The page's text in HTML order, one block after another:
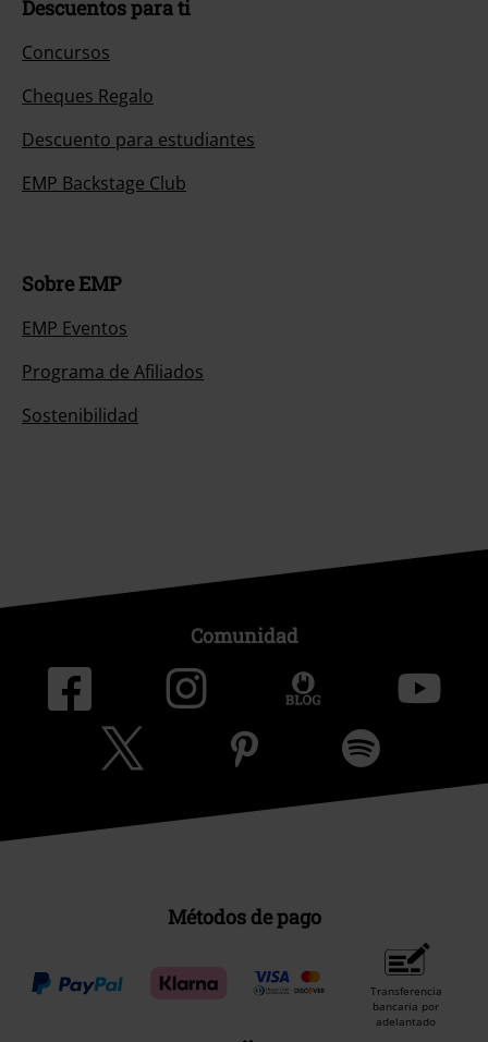
Descuentos para ti
Concursos
Cheques Regalo
Descuento para estudiantes
EMP Backstage Club
Sobre EMP
EMP Eventos
Programa de Afiliados
Sostenibilidad
Comunidad
Métodos de pago
Transferencia
bancaria por
adelantado